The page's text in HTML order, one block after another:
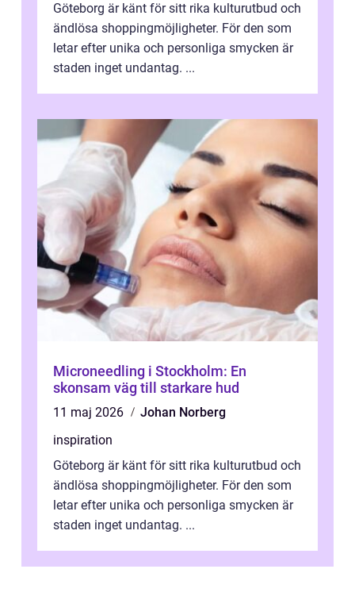
Göteborg är känt för sitt rika kulturutbud och
ändlösa shoppingmöjligheter. För den som
letar efter unika och personliga smycken är
staden inget undantag. ...
Microneedling i Stockholm: En
skonsam väg till starkare hud
11 maj 2026
Johan Norberg
inspiration
Göteborg är känt för sitt rika kulturutbud och
ändlösa shoppingmöjligheter. För den som
letar efter unika och personliga smycken är
staden inget undantag. ...